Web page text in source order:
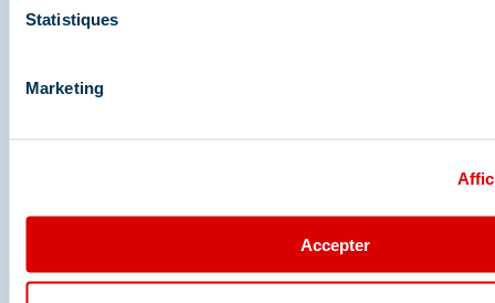
Statistiques
Marketing
Accepter
Et retrouvez-nous sur les réseaux sociaux